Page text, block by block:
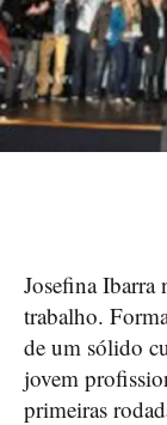
Josefina Ibarra
trabalho.
de um sólido
jovem
primeiras